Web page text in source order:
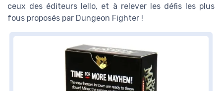
ceux des éditeurs Iello, et à relever les défis les plus
fous proposés par Dungeon Fighter !